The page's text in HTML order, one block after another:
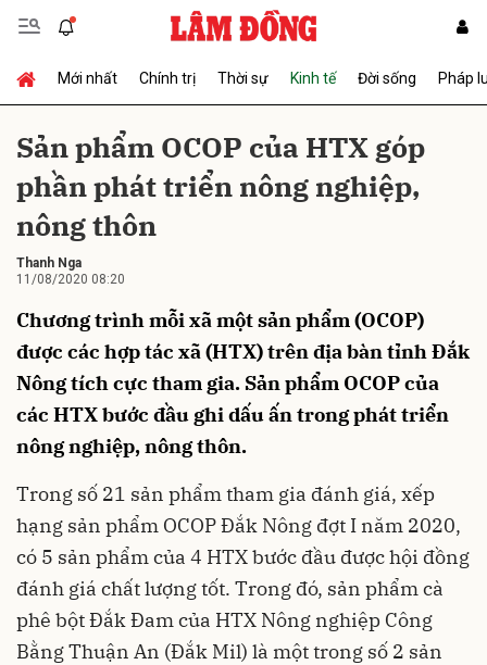
Mới nhất Chính trị Thời sự Kinh tế Đời sống Pháp
Sản phẩm OCOP của HTX góp
phần phát triển nông nghiệp,
nông thôn
Thanh Nga
11/08/2020 08:20
Chương trình mỗi xã một sản phẩm (OCOP)
được các hợp tác xã (HTX) trên địa bàn tỉnh Đắk
Nông tích cực tham gia. Sản phẩm OCOP của
các HTX bước đầu ghi dấu ấn trong phát triển
nông nghiệp, nông thôn.
Trong số 21 sản phẩm tham gia đánh giá, xếp
hạng sản phẩm OCOP Đắk Nông đợt I năm 2020,
có 5 sản phẩm của 4 HTX bước đầu được hội đồng
đánh giá chất lượng tốt. Trong đó, sản phẩm cà
phê bột Đắk Đam của HTX Nông nghiệp Công
Bằng Thuận An (Đắk Mil) là một trong số 2 sản
Gửi bình luận
Hủy Gửi